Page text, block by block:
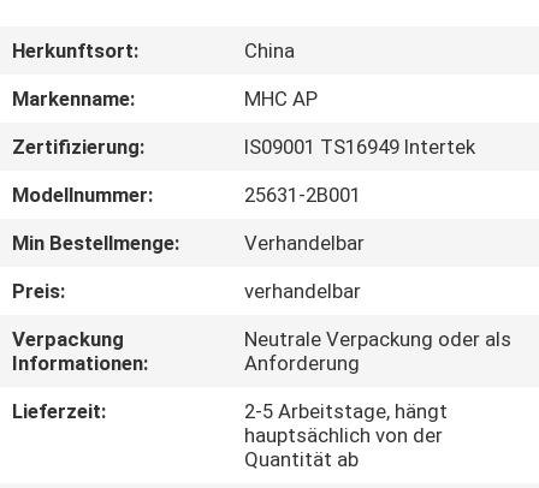
ÜBER
UNS
FABRIK-
AUSFLUG
QUALITÄTSKONTROLLE
KONTAKTIERE
UNS
Herkunftsort:
China
Markenname:
MHC AP
Zertifizierung:
IS09001 TS16949 Intertek
Modellnummer:
25631-2B001
Min Bestellmenge:
Verhandelbar
Preis:
verhandelbar
Verpackung
Informationen:
Neutrale Verpackung oder als
Anforderung
Lieferzeit:
2-5 Arbeitstage, hängt
hauptsächlich von der
Quantität ab